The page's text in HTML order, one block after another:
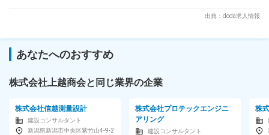
出典：doda求人情報
あなたへのおすすめ
株式会社上越商会と同じ業界の企業
株式会社信越測量設計
建設コンサルタント
新潟県新潟市中央区紫竹山4-9-2
株式会社プロテックエンジニ
アリング
建設コンサルタント
株